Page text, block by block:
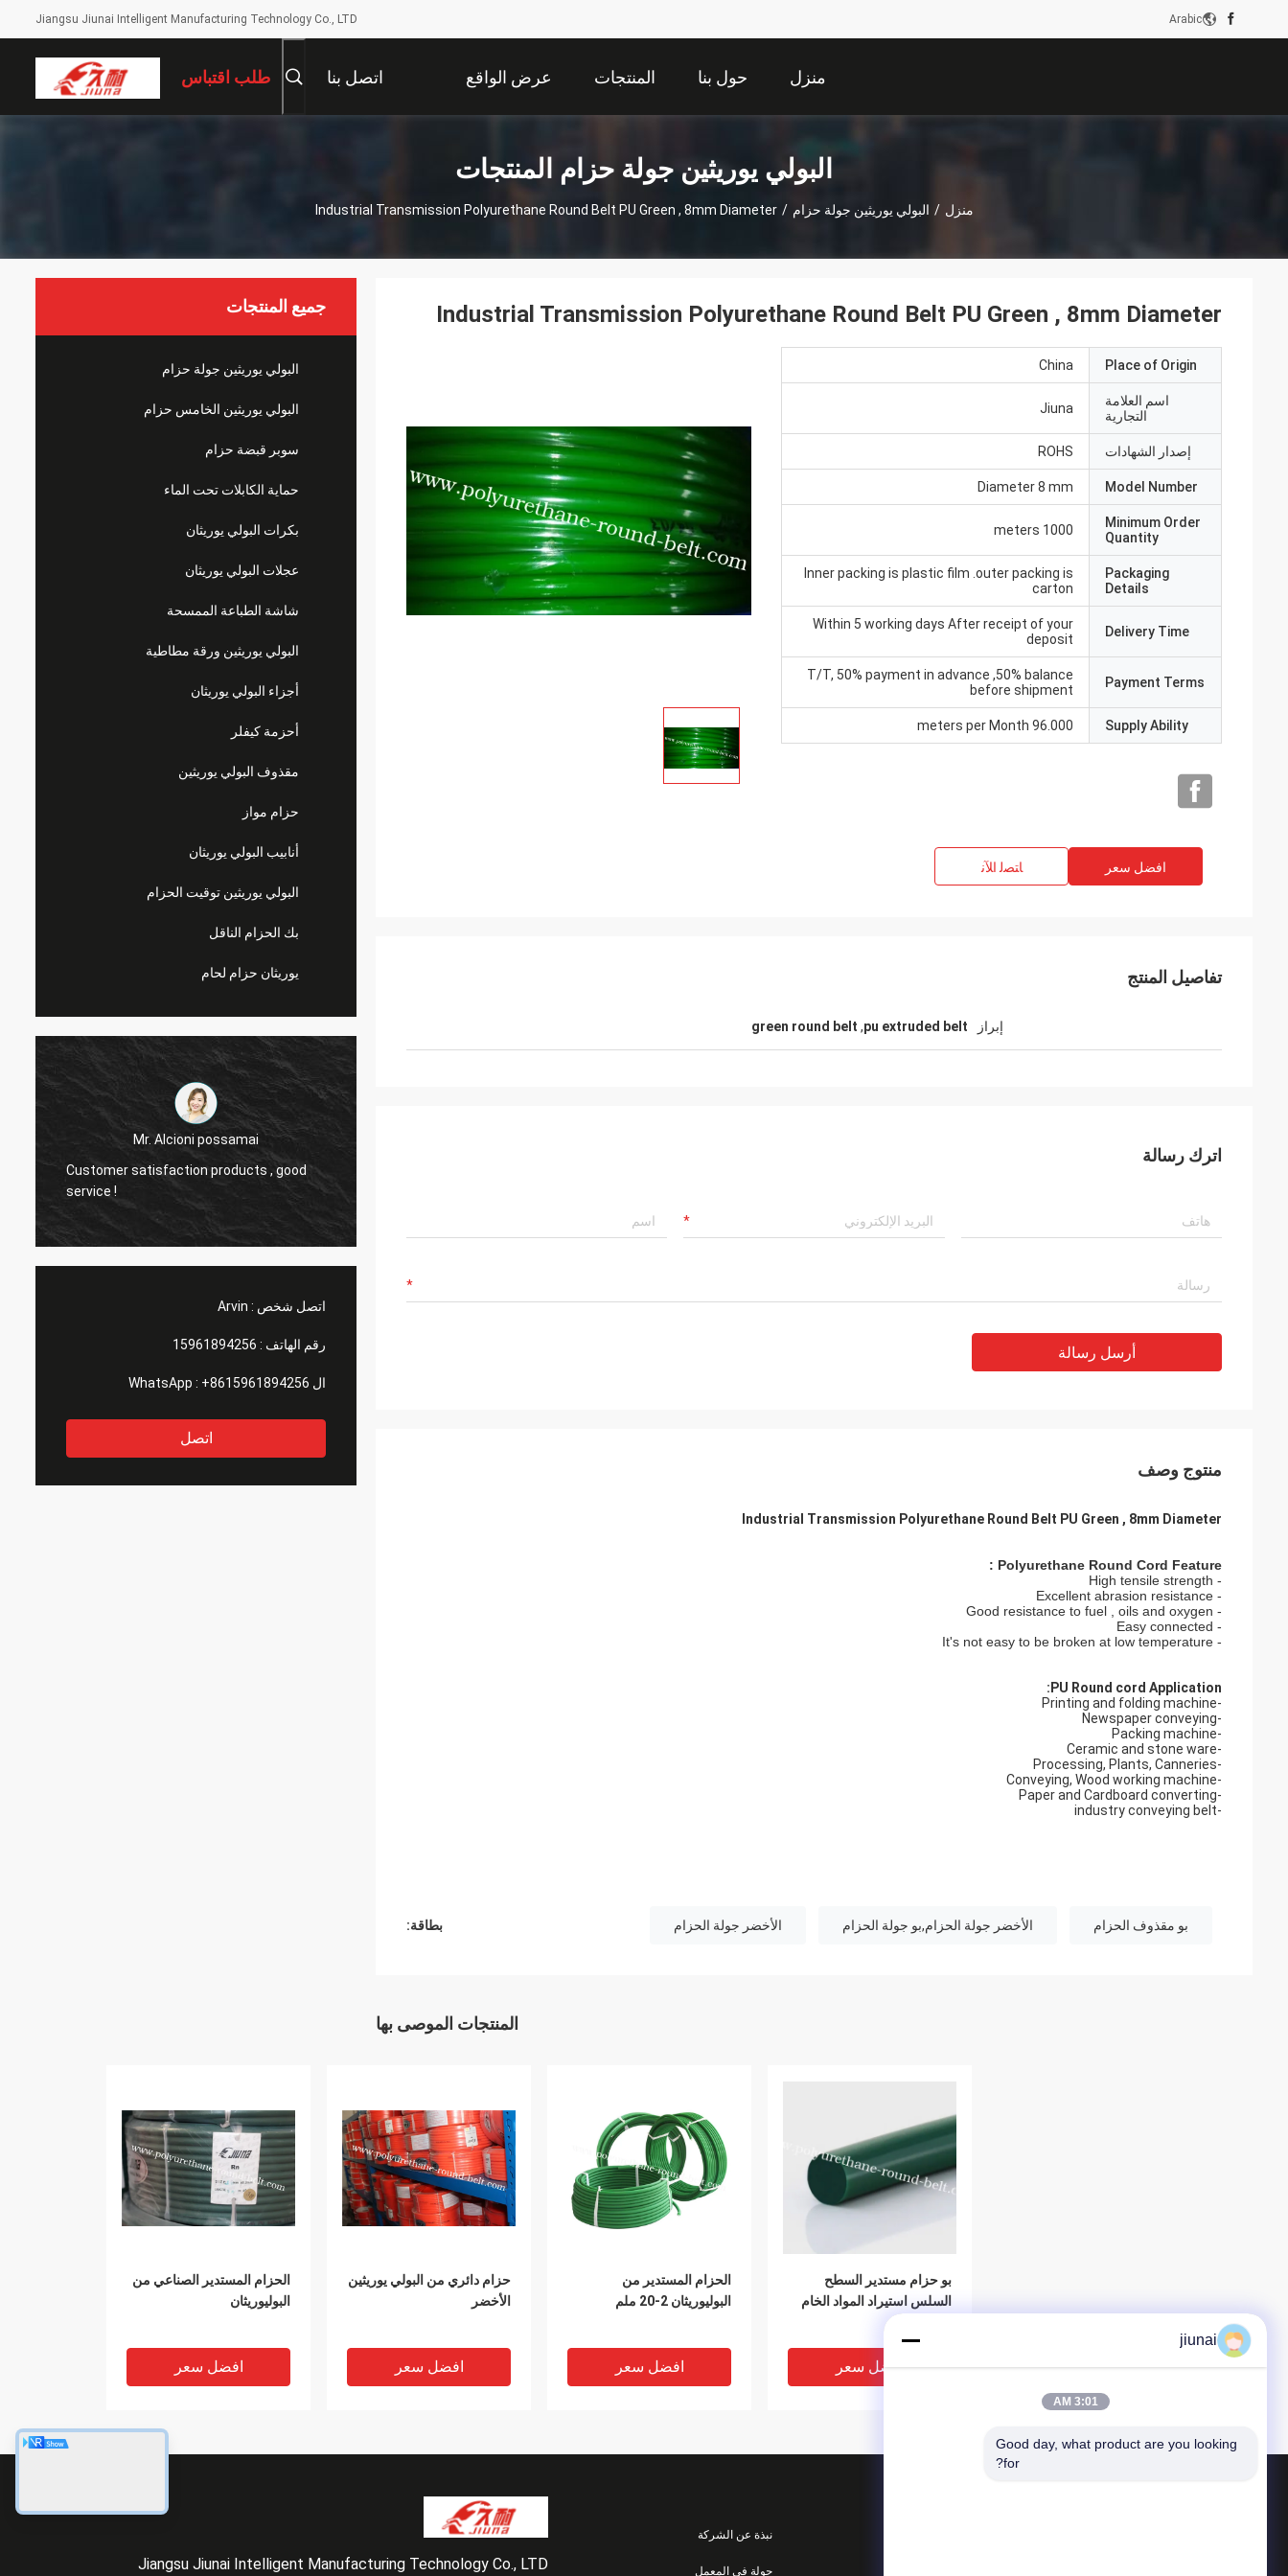
Jiangsu Jiunai Intelligent Manufacturing Technology Co., LTD Arabic
منزل حول بنا المنتجات عرض الواقع
الافتراضي
اتصل بنا طلب اقتباس
البولي يوريثين جولة حزام المنتجات
منزل / البولي يوريثين جولة حزام /
Industrial Transmission Polyurethane Round Belt PU Green , 8mm Diameter
جميع المنتجات
البولي يوريثين جولة حزام
البولي يوريثين الخامس حزام
سوبر قبضة حزام
حماية الكابلات تحت الماء
بكرات البولي يوريثان
عجلات البولي يوريثان
شاشة الطباعة الممسحة
البولي يوريثين ورقة مطاطية
أجزاء البولي يوريثان
أحزمة كيفلر
مقذوف البولي يوريثين
حزام مواز
أنابيب البولي يوريثان
البولي يوريثين توقيت الحزام
بك الحزام الناقل
يوريثان حزام لحام
Mr. Alcioni possamai
Customer satisfaction products , good
service !
Customer satisfaction products , good
اتصل شخص : Arvin
رقم الهاتف : 15961894256
ال WhatsApp : +8615961894256
اتصل
Industrial Transmission Polyurethane Round Belt PU Green , 8mm Diameter
Place of Origin
China
اسم العلامة
التجارية
Jiuna
إصدار الشهادات ROHS
Model Number
Diameter 8 mm
Minimum Order
Quantity
1000 meters
Packaging
Details
Inner packing is plastic film .outer packing is
carton
Delivery Time
Within 5 working days After receipt of your
deposit
Payment Terms
T/T, 50% payment in advance ,50% balance
before shipment
Supply Ability
96.000 meters per Month
افضل سعر ﺎﺘﺼﻟ ﺍﻶﻧ
تفاصيل المنتج
إبراز pu extruded belt
,
green round belt
اترك رسالة
أرسل رسالة
منتوج وصف
Industrial Transmission Polyurethane Round Belt PU Green , 8mm Diameter
Polyurethane Round Cord Feature :
- High tensile strength
- Excellent abrasion resistance
- Good resistance to fuel , oils and oxygen
- Easy connected
- It's not easy to be broken at low temperature
PU Round cord Application:
-Printing and folding machine
-Newspaper conveying
-Packing machine
-Ceramic and stone ware
-Processing, Plants, Canneries
-Conveying, Wood working machine
-Paper and Cardboard converting
-industry conveying belt
بطاقة: بو مقذوف الحزام الأخضر جولة الحزام,بو جولة الحزام الأخضر جولة الحزام
المنتجات الموصى بها
الحزام المستدير الصناعي من
البوليوريثان
افضل سعر
حزام دائري من البولي يوريثين
الأخضر
افضل سعر
الحزام المستدير من
البوليوريثان 2-20 ملم
افضل سعر
بو حزام مستدير السطح
السلس استيراد المواد الخام
افضل سعر
Jiangsu Jiunai Intelligent Manufacturing Technology Co., LTD
نبذة عن الشركة
جولة في المعمل
jiunai
3:01 AM
Good day, what product are you looking
for?